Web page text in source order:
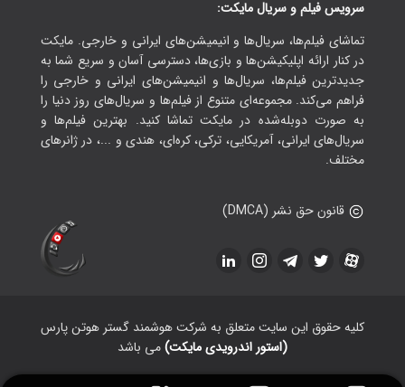
سرویس فیلم و سریال مایکت:
تماشای فیلم‌ها، سریال‌ها و انیمیشن‌های ایرانی و خارجی. مایکت
در کنار ارائه اپلیکیشن‌ها و بازی‌ها، دسترسی آسان و سریع شما به
جدیدترین فیلم‌ها، سریال‌ها و انیمیشن‌های ایرانی و خارجی را
فراهم می‌کند. مجموعه‌ای متنوع از فیلم‌ها و سریال‌های روز دنیا را
به صورت دوبله‌شده در مایکت تماشا کنید. بهترین فیلم‌ها و
سریال‌های ایرانی، آمریکایی، ترکی، کره‌ای، هندی و ...، در ژانرهای
مختلف.
قانون حق نشر (DMCA)
کلیه حقوق این سایت متعلق به شرکت هوشمند گستر هوتن پارس
(استور اندرویدی مایکت)می باشد